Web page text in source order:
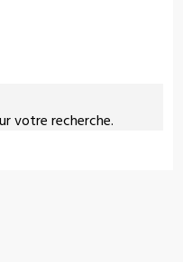
votre recherche.